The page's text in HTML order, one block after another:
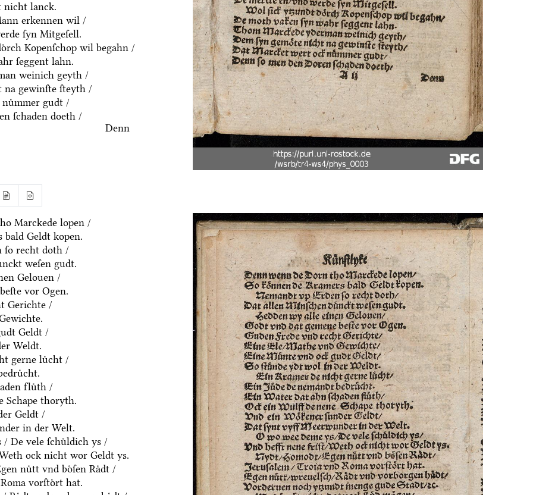
nicht lanck.
erkennen wil /
ſyn Mitgeſell.
Kopenſchop wil begahn /
ſeggent lahn.
weinich geyth /
gewinſte ſteyth /
gudt /
ſchaden doeth /
Denn
Marckede lopen /
bald Geldt kopen.
ſo recht doth /
weſen gudt.
Gelouen /
vor Ogen.
Gerichte /
Geldt /
Weldt.
gerne luͤcht /
fluͤth /
Schape thoryth.
Geldt /
in der Welt.
/ De vele ſchuͤldich ys /
ock nicht wor Geldt ys.
nuͤtt vnd boͤſen Raͤdt /
vorſtoͤrt hat.